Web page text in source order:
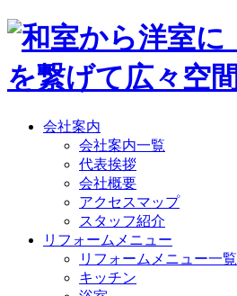
会社案内
会社案内一覧
代表挨拶
会社概要
アクセスマップ
スタッフ紹介
リフォームメニュー
リフォームメニュー一覧
キッチン